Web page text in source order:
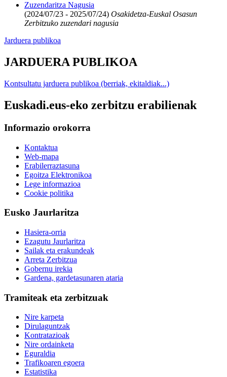
Zuzendaritza Nagusia
(2024/07/23 - 2025/07/24) Osakidetza-Euskal Osasun
Zerbitzuko zuzendari nagusia
Jarduera publikoa
JARDUERA PUBLIKOA
Kontsultatu jarduera publikoa (berriak, ekitaldiak...)
Euskadi.eus-eko zerbitzu erabilienak
Informazio orokorra
Kontaktua
Web-mapa
Erabilerraztasuna
Egoitza Elektronikoa
Lege informazioa
Cookie politika
Eusko Jaurlaritza
Hasiera-orria
Ezagutu Jaurlaritza
Sailak eta erakundeak
Arreta Zerbitzua
Gobernu irekia
Gardena, gardetasunaren ataria
Tramiteak eta zerbitzuak
Nire karpeta
Dirulaguntzak
Kontratazioak
Nire ordainketa
Eguraldia
Trafikoaren egoera
Estatistika